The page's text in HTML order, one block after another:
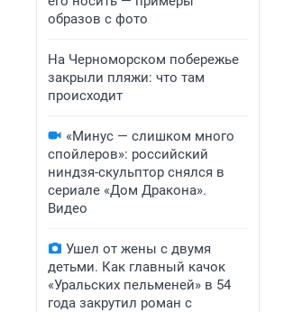
образов с фото
На Черноморском побережье
закрыли пляжи: что там
происходит
«Минус — слишком много
спойлеров»: российский
ниндзя-скульптор снялся в
сериале «Дом Дракона».
Видео
Ушел от жены с двумя
детьми. Как главный качок
«Уральских пельменей» в 54
года закрутил роман с